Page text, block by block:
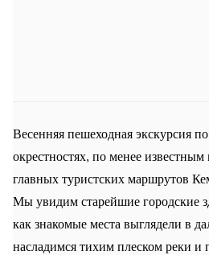
Весенняя пешеходная экскурсия
окрестностях, по менее известным
главных туристских маршрутов
Мы увидим старейшие городские
как знакомые места выглядели в
насладимся тихим плеском реки